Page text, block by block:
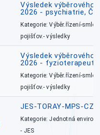
Výsledek výběrového
2026 - psychiatrie,
Kategorie: Výběr.řízení-
pojišťov.- výsledky
Výsledek výběrového
2026 - fyzioterapeut,
Kategorie: Výběr.řízení-
pojišťov.- výsledky
JES-TORAY-MPS-CZ
Kategorie: Jednotná
- JES